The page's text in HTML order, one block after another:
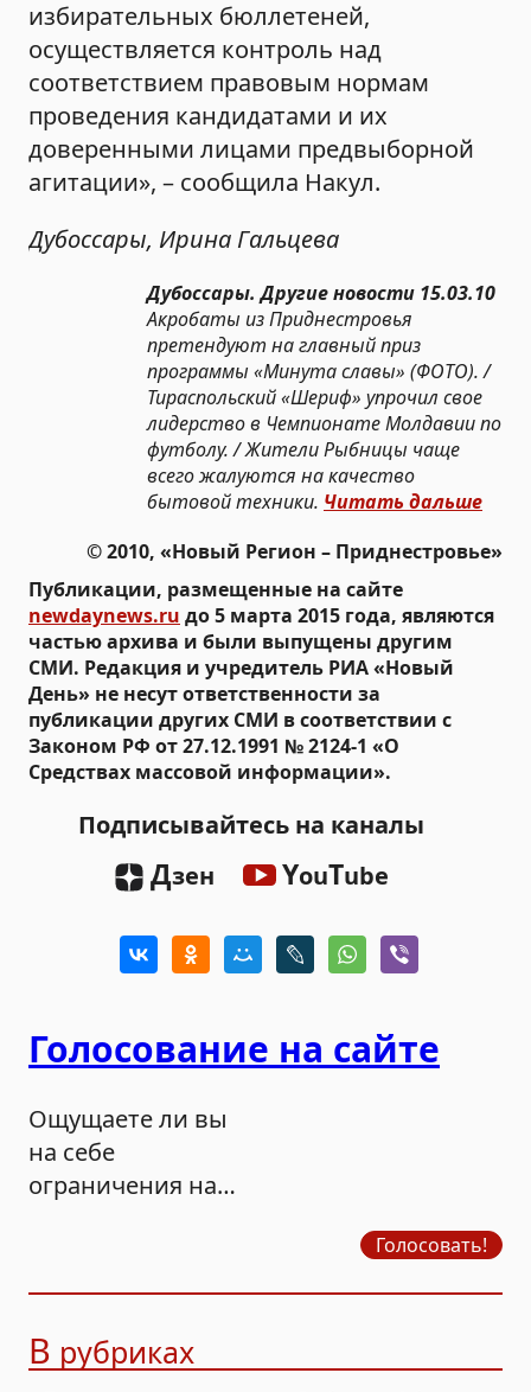
избирательных бюллетеней,
осуществляется контроль над
соответствием правовым нормам
проведения кандидатами и их
доверенными лицами предвыборной
агитации», – сообщила Накул.
Дубоссары, Ирина Гальцева
Дубоссары. Другие новости 15.03.10
Акробаты из Приднестровья
претендуют на главный приз
программы «Минута славы» (ФОТО). /
Тираспольский «Шериф» упрочил свое
лидерство в Чемпионате Молдавии по
футболу. / Жители Рыбницы чаще
всего жалуются на качество
бытовой техники. Читать дальше
© 2010, «Новый Регион – Приднестровье»
Публикации, размещенные на сайте
newdaynews.ru до 5 марта 2015 года, являются
частью архива и были выпущены другим
СМИ. Редакция и учредитель РИА «Новый
День» не несут ответственности за
публикации других СМИ в соответствии с
Законом РФ от 27.12.1991 № 2124-1 «О
Средствах массовой информации».
Подписывайтесь на каналы
Дзен YouTube
Голосование на сайте
Ощущаете ли вы
на себе
ограничения на
Голосовать!
В рубриках